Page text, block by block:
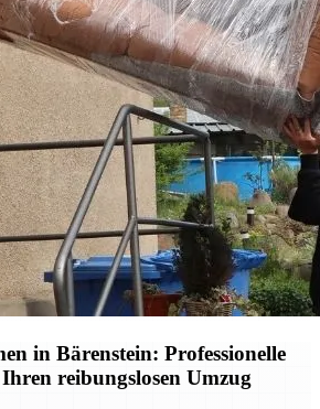
in Bärenstein: Professionelle
reibungslosen Umzug